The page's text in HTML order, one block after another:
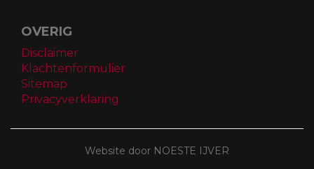
OVERIG
Disclaimer
Klachtenformulier
Sitemap
Privacyverklaring
Website door NOESTE IJVER